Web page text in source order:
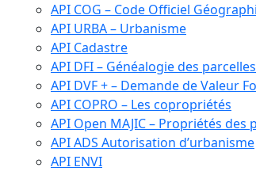
API COG – Code Officiel
API URBA – Urbanisme
API Cadastre
API DFI – Généalogie des parcelles
API DVF + – Demande de Valeur
API COPRO – Les copropriétés
API Open MAJIC – Propriétés des
API ADS Autorisation d’urbanisme
API ENVI